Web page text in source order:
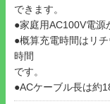
できます。
●家庭用AC100V電源
●概算充電時間はリ
時間
です。
●ACケーブル長は約